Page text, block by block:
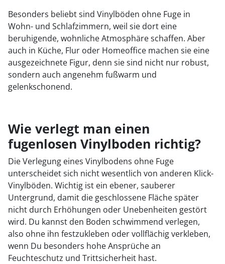
Besonders beliebt sind Vinylböden ohne Fuge in
Wohn- und Schlafzimmern, weil sie dort eine
beruhigende, wohnliche Atmosphäre schaffen. Aber
auch in Küche, Flur oder Homeoffice machen sie eine
ausgezeichnete Figur, denn sie sind nicht nur robust,
sondern auch angenehm fußwarm und
gelenkschonend.
Wie verlegt man einen
fugenlosen Vinylboden richtig?
Die Verlegung eines Vinylbodens ohne Fuge
unterscheidet sich nicht wesentlich von anderen Klick-
Vinylböden. Wichtig ist ein ebener, sauberer
Untergrund, damit die geschlossene Fläche später
nicht durch Erhöhungen oder Unebenheiten gestört
wird. Du kannst den Boden schwimmend verlegen,
also ohne ihn festzukleben oder vollflächig verkleben,
wenn Du besonders hohe Ansprüche an
Feuchteschutz und Trittsicherheit hast.